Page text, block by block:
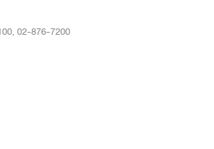
,02-876-7200